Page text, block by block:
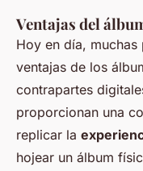
Ventajas del
Hoy en día,
ventajas de los
contrapartes
proporcionan una
replicar la
hojear un álbum